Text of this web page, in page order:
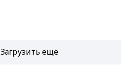
Загрузить ещё